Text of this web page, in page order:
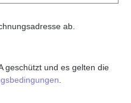
ab.
geschützt und es gelten die